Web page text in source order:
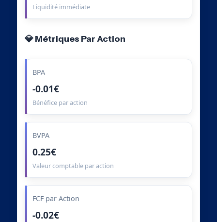
Liquidité immédiate
💎 Métriques Par Action
BPA
-0.01€
Bénéfice par action
BVPA
0.25€
Valeur comptable par action
FCF par Action
-0.02€